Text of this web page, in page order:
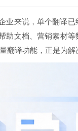
业来说，单个翻译
助文档、营销素材
翻译功能，正是为解